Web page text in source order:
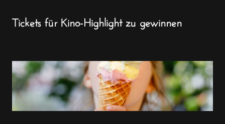
Tickets für Kino-Highlight zu gewinnen